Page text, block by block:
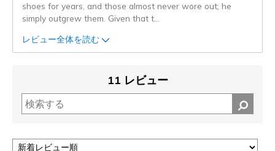
shoes for years, and those almost never wore out; he
simply outgrew them. Given that t
レビュー全体を読む
11 レビュー